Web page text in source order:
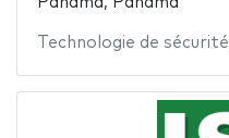
Technologie de sécurité